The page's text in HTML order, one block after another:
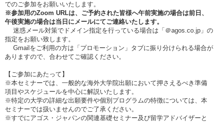
でのご参加をお願いいたします。
※参加用のZoom URLは、ご予約された皆様へ午前実施の場合は前日、
午後実施の場合は当日にメールにてご連絡いたします。
迷惑メール対策でドメイン指定を行っている場合は「＠agos.co.jp」の
指定をお願い致します。
Gmailをご利用の方は「プロモーション」タブに振り分けられる場合が
ありますので、合わせてご確認ください。
【ご参加にあたって】
※本セミナーでは、一般的な海外大学院出願において押さえるべき準備
項目やスケジュールを中心に解説いたします。
※特定の大学の詳細な出願要件や個別プログラムの特徴については、本
セミナーでは扱いませんのでご了承ください。
※すでにアゴス・ジャパンの関連基礎セミナー及び留学アドバイザーと